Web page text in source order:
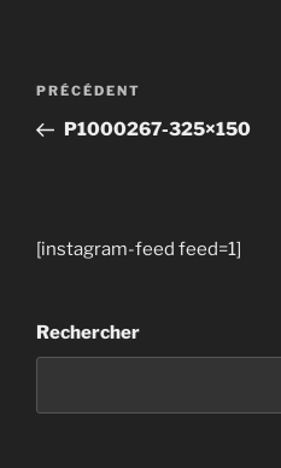
Navigation
l’article
Article
précédent
PRÉCÉDENT
P1000267-325×150
[instagram-feed feed=1]
Rechercher